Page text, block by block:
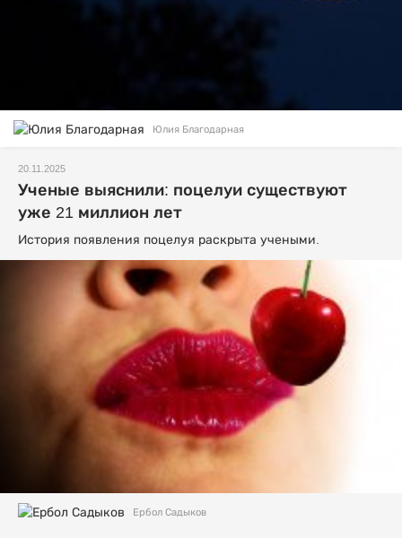
Юлия Благодарная
20.11.2025
Ученые выяснили: поцелуи существуют
уже 21 миллион лет
История появления поцелуя раскрыта учеными.
Ербол Садыков